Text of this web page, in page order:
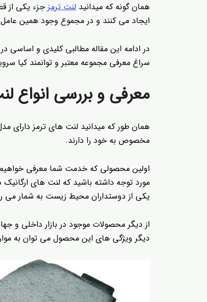
همان گونه که میدانید لنت ترمز جزء یکی از
ایجاد می کنند و در مجموع وجود همین
در ادامه این مقاله مطالبی کلیدی و
سراغ معرفی مجموعه معتبر و توانمند کیا
معرفی و بررسی انواع
همان طور که میدانید لنت های ترمز
مخصوص به خود را دارند.
اولین محصولی که خدمت شما معرفی خواهیم
مورد توجه داشته باشید که لنت های
یکی از دوستداران محیط زیست به شمار می
از دیگر محصولات موجود در بازار داخلی و
دیگر ویژگی های این محصول می توان به